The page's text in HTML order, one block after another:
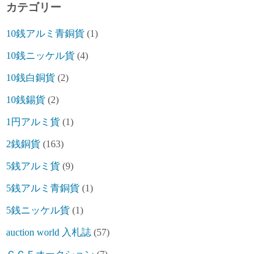
カテゴリー
10銭アルミ青銅貨 (1)
10銭ニッケル貨 (4)
10銭白銅貨 (2)
10銭錫貨 (2)
1円アルミ貨 (1)
2銭銅貨 (163)
5銭アルミ貨 (9)
5銭アルミ青銅貨 (1)
5銭ニッケル貨 (1)
auction world 入札誌 (57)